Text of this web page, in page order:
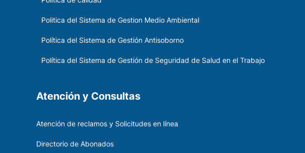
Politica del Sistema de Gestion Medio Ambiental
Política del Sistema de Gestión Antisoborno
Política del Sistema de Gestión de Seguridad de Salud en el Trabajo
Atención y Consultas
Atención de reclamos y Solicitudes en línea
Directorio de Abonados